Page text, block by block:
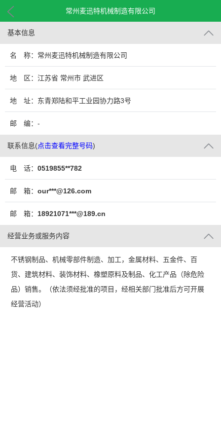
常州麦迅特机械制造有限公司
基本信息
名 称：常州麦迅特机械制造有限公司
地 区：江苏省 常州市 武进区
地 址：东青郑陆和平工业园协力路3号
邮 编：-
联系信息(点击查看完整号码)
电 话： 0519855**782
邮 箱： our***@126.com
邮 箱： 18921071***@189.cn
经营业务或服务内容
不锈钢制品、机械零部件制造、加工，金属材料、五金件、百
货、建筑材料、装饰材料、橡塑原料及制品、化工产品（除危险
品）销售。（依法须经批准的项目，经相关部门批准后方可开展
经营活动）